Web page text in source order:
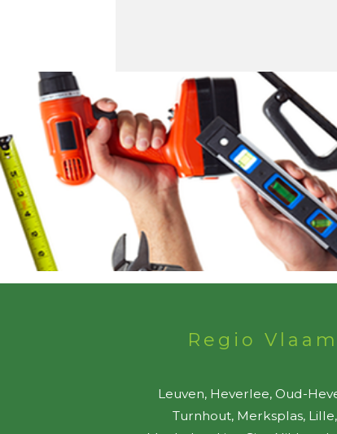
Regio
Leuven, Heverlee, Oud-
Turnhout, Merksplas,